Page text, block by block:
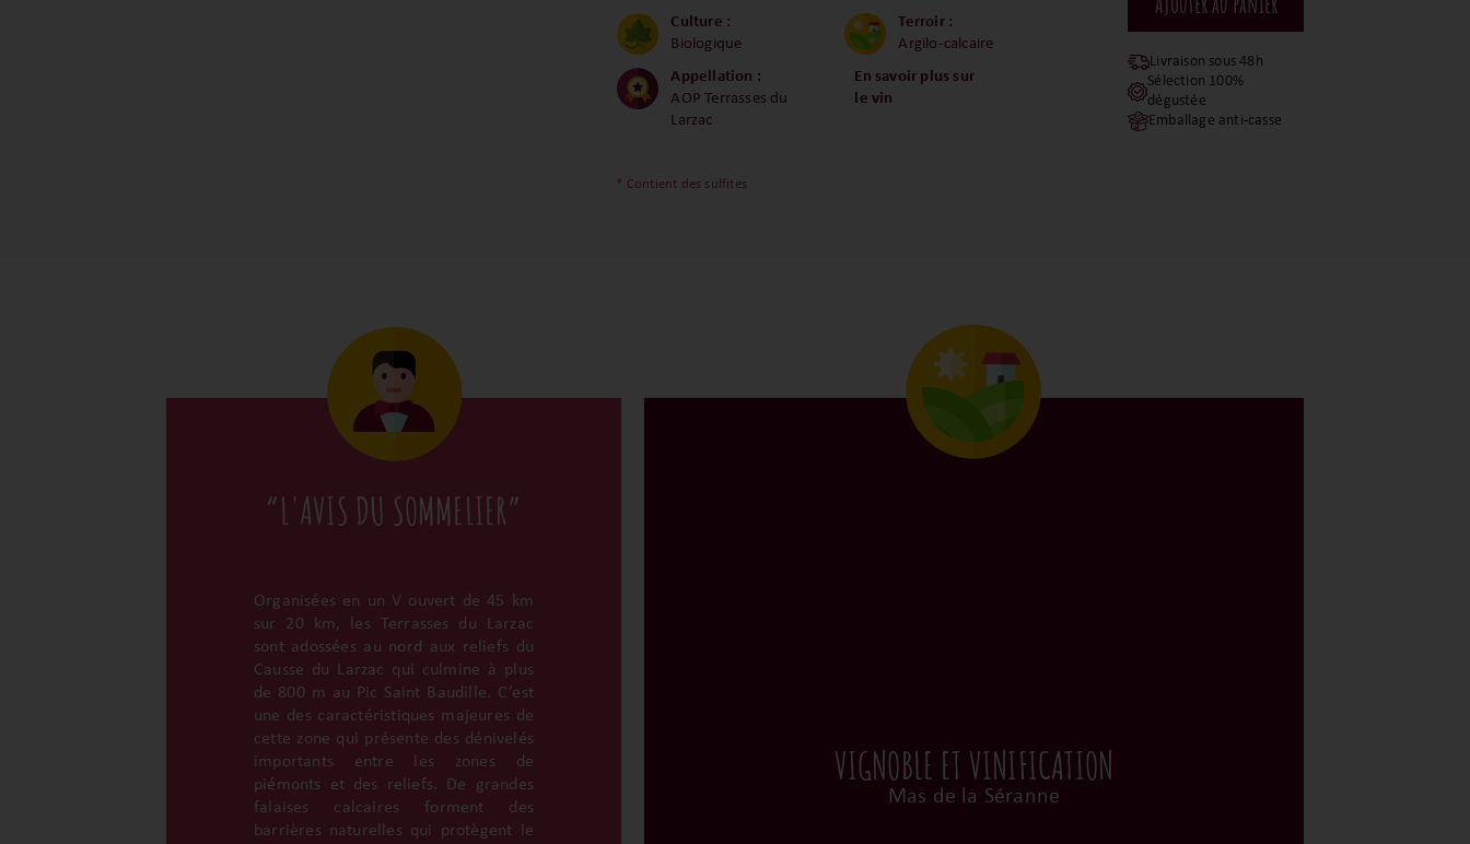
Culture :
Biologique
Terroir :
Argilo-calcaire
Appellation :
AOP Terrasses du
Larzac
En savoir plus sur
le vin
* Contient des sulfites
Livraison sous 48h
Sélection 100%
dégustée
Emballage anti-casse
“L'AVIS DU SOMMELIER”
Organisées en un V ouvert de 45 km
sur 20 km, les Terrasses du Larzac
sont adossées au nord aux reliefs du
Causse du Larzac qui culmine à plus
de 800 m au Pic Saint Baudille. C’est
une des caractéristiques majeures de
cette zone qui présente des dénivelés
importants entre les zones de
piémonts et des reliefs. De grandes
falaises calcaires forment des
barrières naturelles qui protègent le
VIGNOBLE ET VINIFICATION
Mas de la Séranne